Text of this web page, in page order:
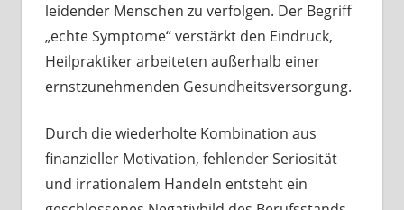
leidender Menschen zu verfolgen. Der Begriff
„echte Symptome“ verstärkt den Eindruck,
Heilpraktiker arbeiteten außerhalb einer
ernstzunehmenden Gesundheitsversorgung.
Durch die wiederholte Kombination aus
finanzieller Motivation, fehlender Seriosität
und irrationalem Handeln entsteht ein